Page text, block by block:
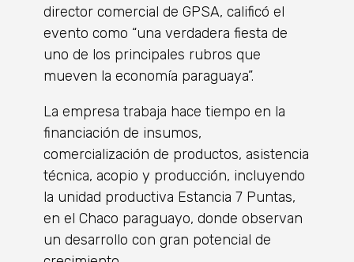
director comercial de GPSA, calificó el
evento como “una verdadera fiesta de
uno de los principales rubros que
mueven la economía paraguaya”.
La empresa trabaja hace tiempo en la
financiación de insumos,
comercialización de productos, asistencia
técnica, acopio y producción, incluyendo
la unidad productiva Estancia 7 Puntas,
en el Chaco paraguayo, donde observan
un desarrollo con gran potencial de